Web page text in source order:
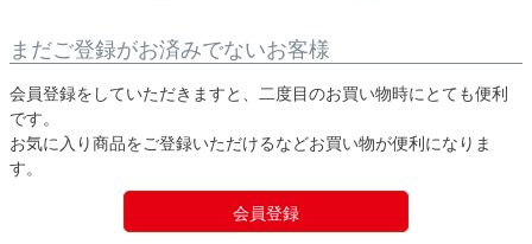
まだご登録がお済みでないお客様
会員登録をしていただきますと、二度目のお買い物時にとても便利
です。
お気に入り商品をご登録いただけるなどお買い物が便利になりま
す。
会員登録